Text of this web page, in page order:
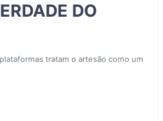
DO
tratam o artesão como um